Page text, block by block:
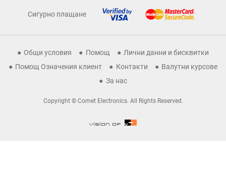
Сигурно плащане
Общи условия Помощ
Лични данни и бисквитки
Помощ Означения клиент
Контакти
Валутни курсове
За нас
Copyright © Comet Electronics. All Rights Reserved.